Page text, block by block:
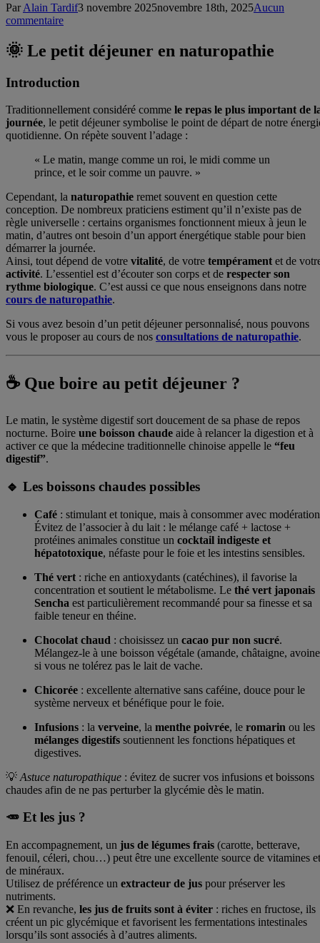
Par Alain Tardif3 novembre 2025novembre 18th, 2025Aucun
commentaire
🌞 Le petit déjeuner en naturopathie
Introduction
Traditionnellement considéré comme le repas le plus important de
journée, le petit déjeuner symbolise le point de départ de notre
quotidienne. On répète souvent l’adage :
« Le matin, mange comme un roi, le midi comme un
prince, et le soir comme un pauvre. »
Cependant, la naturopathie remet souvent en question cette
conception. De nombreux praticiens estiment qu’il n’existe pas de
règle universelle : certains organismes fonctionnent mieux à jeun le
matin, d’autres ont besoin d’un apport énergétique stable pour bien
démarrer la journée.
Ainsi, tout dépend de votre vitalité, de votre tempérament et de
activité. L’essentiel est d’écouter son corps et de respecter son
rythme biologique. C’est aussi ce que nous enseignons dans notre
cours de naturopathie.
Si vous avez besoin d’un petit déjeuner personnalisé, nous pouvons
vous le proposer au cours de nos consultations de naturopathie.
☕ Que boire au petit déjeuner ?
Le matin, le système digestif sort doucement de sa phase de repos
nocturne. Boire une boisson chaude aide à relancer la digestion et à
activer ce que la médecine traditionnelle chinoise appelle le “feu
digestif”.
🔹 Les boissons chaudes possibles
Café : stimulant et tonique, mais à consommer avec
Évitez de l’associer à du lait : le mélange café + lactose +
protéines animales constitue un cocktail indigeste et
hépatotoxique, néfaste pour le foie et les intestins sensibles.
Thé vert : riche en antioxydants (catéchines), il favorise la
concentration et soutient le métabolisme. Le thé vert japonais
Sencha est particulièrement recommandé pour sa finesse et sa
faible teneur en théine.
Chocolat chaud : choisissez un cacao pur non sucré.
Mélangez-le à une boisson végétale (amande, châtaigne,
si vous ne tolérez pas le lait de vache.
Chicorée : excellente alternative sans caféine, douce pour le
système nerveux et bénéfique pour le foie.
Infusions : la verveine, la menthe poivrée, le romarin ou les
mélanges digestifs soutiennent les fonctions hépatiques et
digestives.
💡 Astuce naturopathique : évitez de sucrer vos infusions et boissons
chaudes afin de ne pas perturber la glycémie dès le matin.
🥕 Et les jus ?
En accompagnement, un jus de légumes frais (carotte, betterave,
fenouil, céleri, chou…) peut être une excellente source de vitamines et
de minéraux.
Utilisez de préférence un extracteur de jus pour préserver les
nutriments.
❌ En revanche, les jus de fruits sont à éviter : riches en fructose, ils
créent un pic glycémique et favorisent les fermentations intestinales
lorsqu’ils sont associés à d’autres aliments.